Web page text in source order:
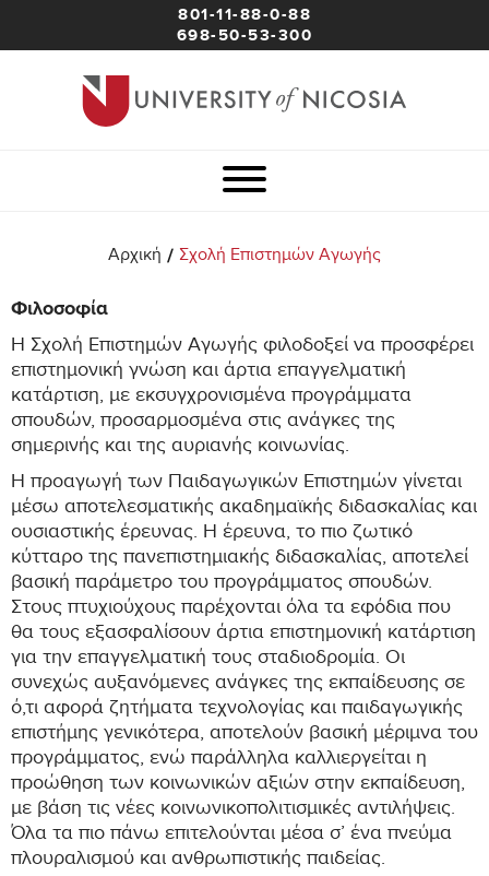
801-11-88-0-88
698-50-53-300
Αρχική / Σχολή Επιστημών Αγωγής
Φιλοσοφία
Η Σχολή Επιστημών Αγωγής φιλοδοξεί να προσφέρει
επιστημονική γνώση και άρτια επαγγελματική
κατάρτιση, με εκσυγχρονισμένα προγράμματα
σπουδών, προσαρμοσμένα στις ανάγκες της
σημερινής και της αυριανής κοινωνίας.
Η προαγωγή των Παιδαγωγικών Επιστημών γίνεται
μέσω αποτελεσματικής ακαδημαϊκής διδασκαλίας και
ουσιαστικής έρευνας. Η έρευνα, το πιο ζωτικό
κύτταρο της πανεπιστημιακής διδασκαλίας, αποτελεί
βασική παράμετρο του προγράμματος σπουδών.
Στους πτυχιούχους παρέχονται όλα τα εφόδια που
θα τους εξασφαλίσουν άρτια επιστημονική κατάρτιση
για την επαγγελματική τους σταδιοδρομία. Οι
συνεχώς αυξανόμενες ανάγκες της εκπαίδευσης σε
ό,τι αφορά ζητήματα τεχνολογίας και παιδαγωγικής
επιστήμης γενικότερα, αποτελούν βασική μέριμνα του
προγράμματος, ενώ παράλληλα καλλιεργείται η
προώθηση των κοινωνικών αξιών στην εκπαίδευση,
με βάση τις νέες κοινωνικοπολιτισμικές αντιλήψεις.
Όλα τα πιο πάνω επιτελούνται μέσα σ’ ένα πνεύμα
πλουραλισμού και ανθρωπιστικής παιδείας.